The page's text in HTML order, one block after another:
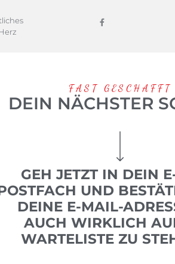
FAST GESCHAFFT
DEIN NÄCHSTER
GEH JETZT IN DEIN
UND
DEINE E-MAIL-
AUCH WIRKLICH
WARTELISTE ZU